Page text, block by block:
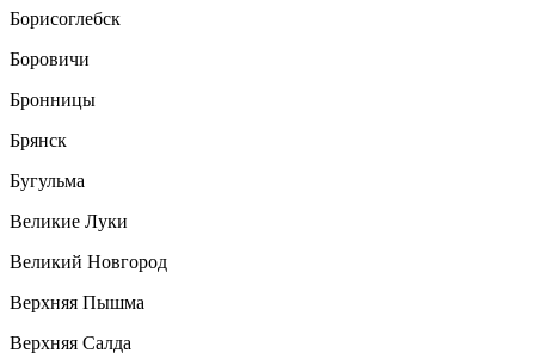
Борисоглебск
Боровичи
Бронницы
Брянск
Бугульма
Великие Луки
Великий Новгород
Верхняя Пышма
Верхняя Салда